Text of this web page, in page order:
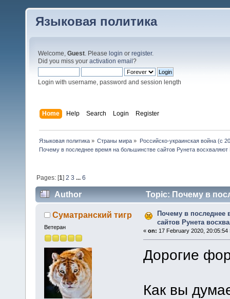
Языковая политика
Welcome, Guest. Please login or register.
Did you miss your activation email ?
Login with username, password and session length
Home Help Search Login Register
Языковая политика» Страны мира » Российско-украинская война (с
Почему в последнее время на большинстве сайтов Рунета восхваляют
Pages: [1]2 3 ...6
Author
Topic: Почему в
восхваляют Путина??? (Read 30260 times)
Суматранский тигр
Ветеран
Почему в последнее
сайтов Рунета
« on: 17 February 2020, 20:05:54
Дорогие
Как вы